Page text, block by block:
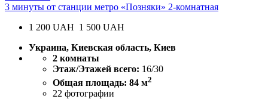
3 минуты от станции метро «Позняки» 2-комнатная
1 200 UAH 1 500 UAH
Украина, Киевская область, Киев
2 комнаты
Этаж/Этажей всего: 16/30
Общая площадь: 84 м2
22 фотографии